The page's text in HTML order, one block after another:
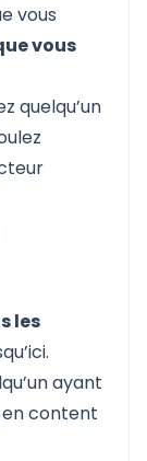
vous
vous
quelqu’un
les
ayant
en content